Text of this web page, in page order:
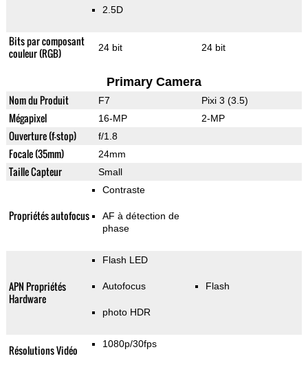
2.5D
Bits par composant
couleur (RGB)
24 bit 24 bit
Primary Camera
Nom du Produit F7 Pixi 3 (3.5)
Mégapixel 16-MP 2-MP
Ouverture (f-stop) f/1.8
Focale (35mm) 24mm
Taille Capteur Small
Propriétés autofocus
Contraste
AF à détection de
phase
APN Propriétés
Hardware
Flash LED
Autofocus
photo HDR
Flash
Résolutions Vidéo 1080p/30fps